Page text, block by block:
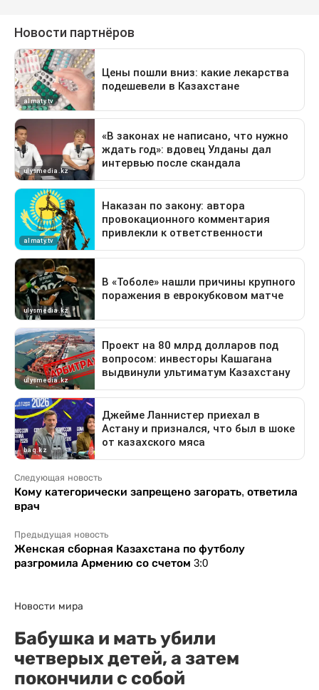
Следующая новость
Кому категорически запрещено загорать, ответила
врач
Предыдущая новость
Женская сборная Казахстана по футболу
разгромила Армению со счетом 3:0
Новости мира
Бабушка и мать убили
четверых детей, а затем
покончили с собой